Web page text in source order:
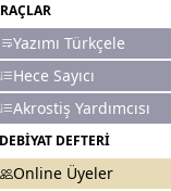
Yazımı Türkçele
Hece Sayıcı
Akrostiş Yardımcısı
DEFTERİ
Online Üyeler